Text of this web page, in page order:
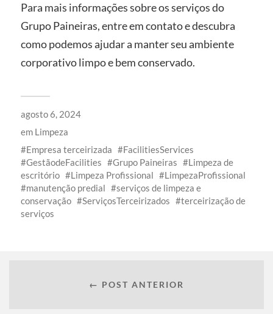
Para mais informações sobre os serviços do
Grupo Paineiras, entre em contato e descubra
como podemos ajudar a manter seu ambiente
corporativo limpo e bem conservado.
agosto 6, 2024
em Limpeza
Empresa terceirizada
FacilitiesServices
GestãodeFacilities
Grupo Paineiras
Limpeza de
escritório
Limpeza Profissional
LimpezaProfissional
manutenção predial
serviços de limpeza e
conservação
ServiçosTerceirizados
terceirização de
serviços
← POST ANTERIOR